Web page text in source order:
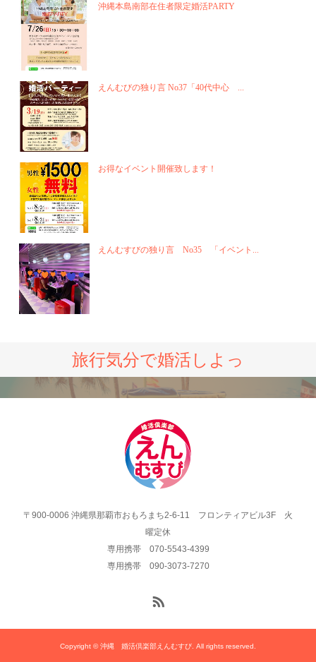
沖縄本島南部在住者限定婚活PARTY
えんむびの独り言 No37「40代中心 ...
お得なイベント開催致します！
えんむすびの独り言 No35 「イベント...
旅行気分で婚活しよっ
〒900-0006 沖縄県那覇市おもろまち2-6-11 フロンティアビル3F 火
曜定休
専用携帯 070-5543-4399
専用携帯 090-3073-7270
Copyright © 沖縄 婚活倶楽部えんむすび. All rights reserved.